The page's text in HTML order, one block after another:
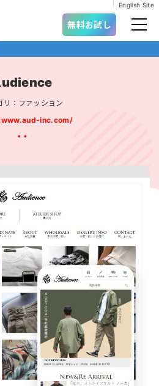
English Site
無料お試し
リ：ファッション
inc.com/